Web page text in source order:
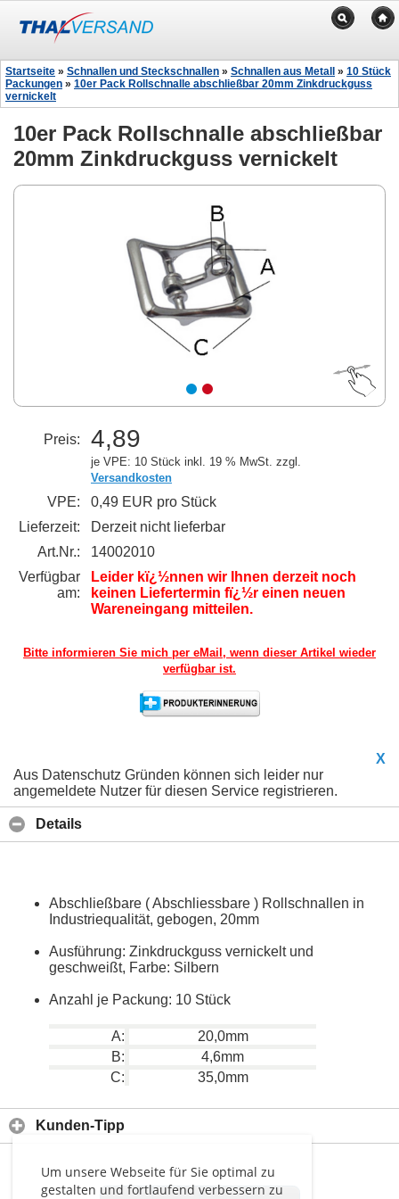
Um unsere Webseite für Sie optimal zu
gestalten und fortlaufend verbessern zu
Startseite » Schnallen und Steckschnallen » Schnallen aus Metall » 10 Stück
Packungen » 10er Pack Rollschnalle abschließbar 20mm Zinkdruckguss
vernickelt
10er Pack Rollschnalle abschließbar
20mm Zinkdruckguss vernickelt
Preis: 4,89
je VPE: 10 Stück inkl. 19 % MwSt. zzgl.
Versandkosten
VPE:
0,49 EUR pro Stück
Lieferzeit:
Derzeit nicht lieferbar
Art.Nr.:
14002010
Verfügbar
am:
Leider kï¿½nnen wir Ihnen derzeit noch
keinen Liefertermin fï¿½r einen neuen
Wareneingang mitteilen.
Bitte informieren Sie mich per eMail, wenn dieser Artikel wieder
verfügbar ist.
X
Aus Datenschutz Gründen können sich leider nur
angemeldete Nutzer für diesen Service registrieren.
Details
Abschließbare ( Abschliessbare ) Rollschnallen in
Industriequalität, gebogen, 20mm
Ausführung: Zinkdruckguss vernickelt und
geschweißt, Farbe: Silbern
Anzahl je Packung: 10 Stück
A:
20,0mm
B:
4,6mm
C:
35,0mm
Kunden-Tipp